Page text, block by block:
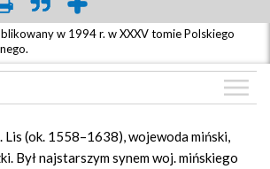
w 1994 r. w XXXV tomie Polskiego
Lis (ok. 1558–1638), wojewoda miński,
Był najstarszym synem woj. mińskiego